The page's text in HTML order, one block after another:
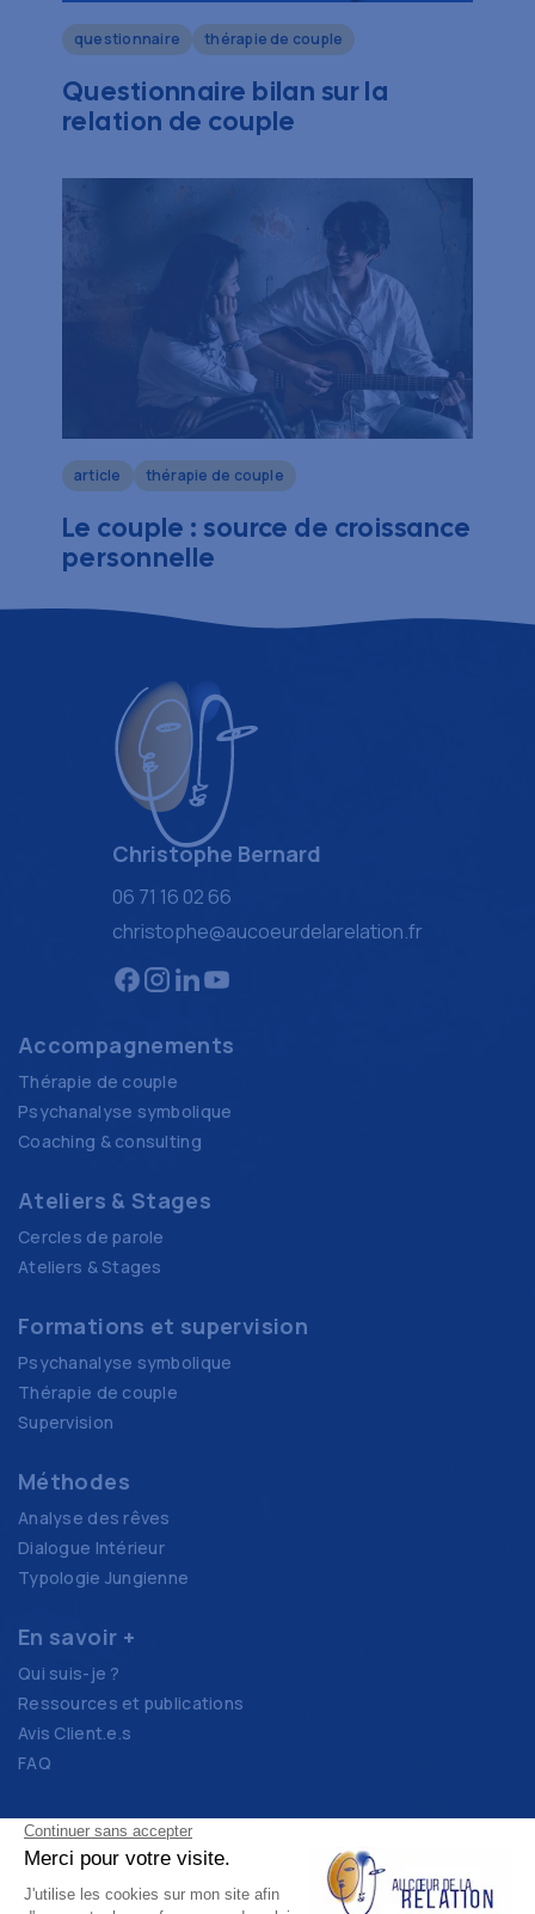
questionnaire thérapie de couple
Questionnaire bilan sur la
relation de couple
article thérapie de couple
Le couple : source de croissance
personnelle
Christophe Bernard
06 71 16 02 66
christophe@aucoeurdelarelation.fr
Accompagnements
Thérapie de couple
Psychanalyse symbolique
Coaching & consulting
Ateliers & Stages
Cercles de parole
Ateliers & Stages
Formations et supervision
Psychanalyse symbolique
Thérapie de couple
Supervision
Méthodes
Analyse des rêves
Dialogue Intérieur
Typologie Jungienne
En savoir +
Qui suis-je ?
Ressources et publications
Avis Client.e.s
FAQ
contact